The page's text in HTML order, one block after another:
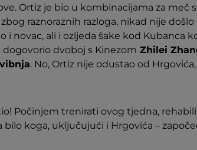
Ortiz je bio u kombinacijama za meč s
zbog raznoraznih razloga, nikad nije
i novac, ali i ozljeda šake kod Kubanca
dvoboj s Kinezom Zhilei
. No, Ortiz nije odustao od
Počinjem trenirati ovog tjedna,
bilo koga, uključujući i Hrgovića –